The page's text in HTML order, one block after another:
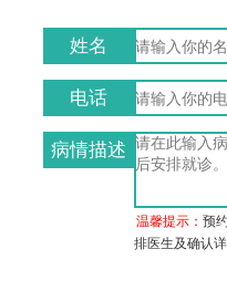
姓名
电话
病情描述
温馨提示：预
排医生及确认详